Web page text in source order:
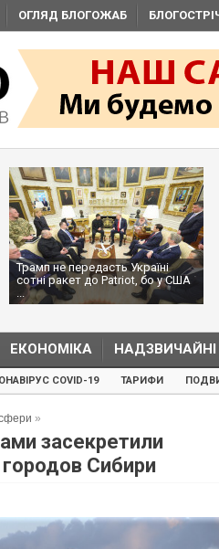
ОГЛЯД БЛОГОЖАБ
Трамп не передасть Україні
сотні ракет до Patriot, бо у США
...
ЕКОНОМІКА НАДЗВИЧАЙНІ
COVID-19 ТАРИФИ
»
засекретили
Сибири